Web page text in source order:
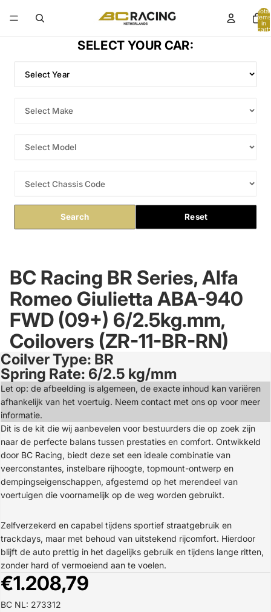
Total
items
in
cart:
SELECT YOUR CAR:
Search Reset
BC Racing BR Series, Alfa
Romeo Giulietta ABA-940
FWD (09+) 6/2.5kg.mm,
Coilovers (ZR-11-BR-RN)
Open
image
in
full
screen
Coilver Type: BR
Spring Rate: 6/2.5 kg/mm
Let op: de afbeelding is algemeen, de exacte inhoud kan variëren
afhankelijk van het voertuig. Neem contact met ons op voor meer
informatie.
Dit is de kit die wij aanbevelen voor bestuurders die op zoek zijn
naar de perfecte balans tussen prestaties en comfort. Ontwikkeld
door BC Racing, biedt deze set een ideale combinatie van
veerconstantes, instelbare rijhoogte, topmount-ontwerp en
dempingseigenschappen, afgestemd op het merendeel van
voertuigen die voornamelijk op de weg worden gebruikt.
Zelfverzekerd en capabel tijdens sportief straatgebruik en
trackdays, maar met behoud van uitstekend rijcomfort. Hierdoor
blijft de auto prettig in het dagelijks gebruik en tijdens lange ritten,
zonder hard of vermoeiend aan te voelen.
€1.208,79
BC NL: 273312